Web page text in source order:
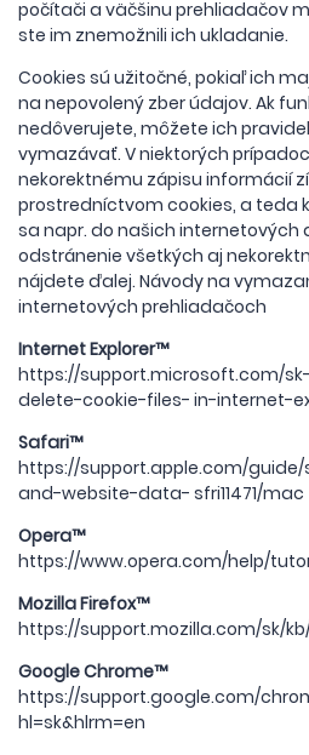
počítači a väčšinu prehliadačov
ste im znemožnili ich ukladanie.
Cookies sú užitočné, pokiaľ ich
na nepovolený zber údajov. Ak
nedôverujete, môžete ich
vymazávať. V niektorých
nekorektnému zápisu informácií
prostredníctvom cookies, a teda
sa napr. do našich internetových
odstránenie všetkých aj
nájdete ďalej. Návody na
internetových prehliadačoch
Internet Explorer™
https://support.microsoft.com/
delete-cookie-files- in-internet-
Safari™
https://support.apple.com/
and-website-data- sfri11471/mac
Opera™
https://www.opera.com/help/
Mozilla Firefox™
https://support.mozilla.com/sk/
Google Chrome™
https://support.google.com/
hl=sk&hlrm=en